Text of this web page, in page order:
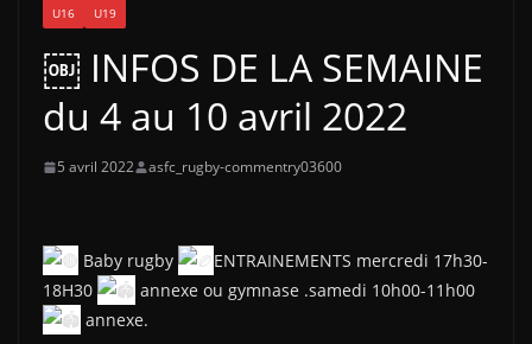
U16
U19
￼ INFOS DE LA SEMAINE
du 4 au 10 avril 2022
5 avril 2022 asfc_rugby-commentry03600
Baby rugby
ENTRAINEMENTS mercredi 17h30-
18H30
annexe ou gymnase .samedi 10h00-11h00
annexe.